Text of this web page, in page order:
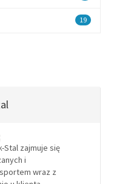
19
Stal zajmuje się
i
wraz z